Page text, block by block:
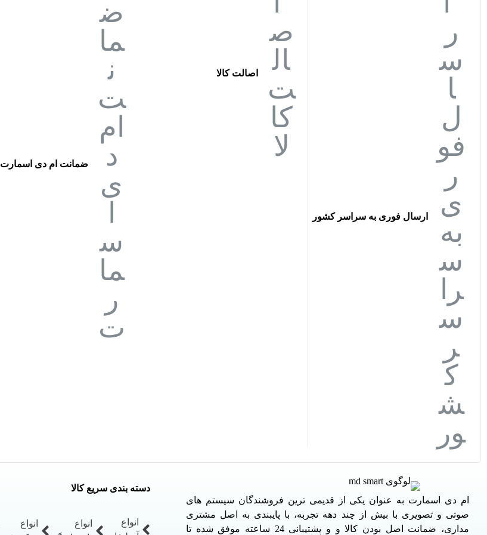
ارسال فوری به سراسر کشور
اصالت کالا
ضمانت ام دی اسمارت
ام دی اسمارت به عنوان یکی از قدیمی ترین فروشندگان سیستم های
صوتی و تصویری با بیش از چند دهه تجربه، با پایبندی به اصل مشتری
مداری، ضمانت اصل بودن کالا و و پشتیبانی 24 ساعته موفق شده تا
دسته بندی سریع کالا
انواع
انواع
انواع